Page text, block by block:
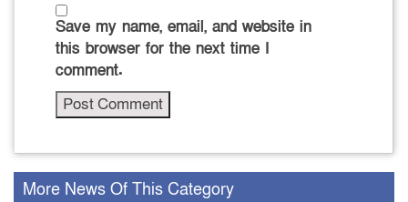
Save my name, email, and website in
this browser for the next time I
comment.
More News Of This Category